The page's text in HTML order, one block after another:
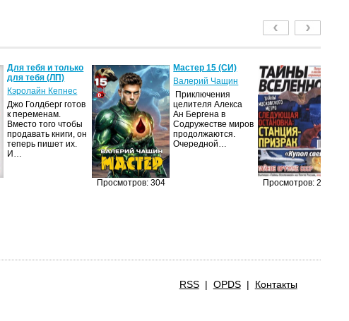
Для тебя и только
для тебя (ЛП)
Кэролайн Кепнес
Джо Голдберг готов
к переменам.
Вместо того чтобы
продавать книги, он
теперь пишет их.
И…
Просмотров: 304
Мастер 15 (СИ)
Валерий Чащин
Приключения
целителя Алекса
Ан Бергена в
Содружестве миров
продолжаются.
Очередной…
Просмотров: 279
RSS| OPDS| Контакты